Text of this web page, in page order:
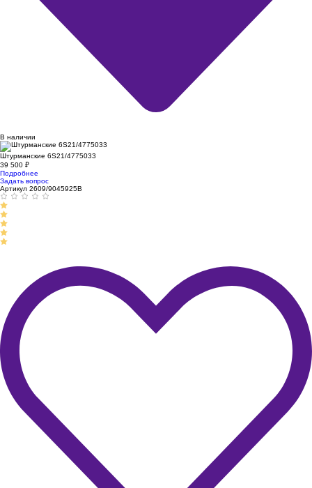
В наличии
Штурманские 6S21/4775033
39 500 ₽
Подробнее
Задать вопрос
Артикул 2609/9045925B